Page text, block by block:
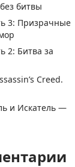
битвы
3: Призрачные
2: Битва за
Creed.
и Искатель —